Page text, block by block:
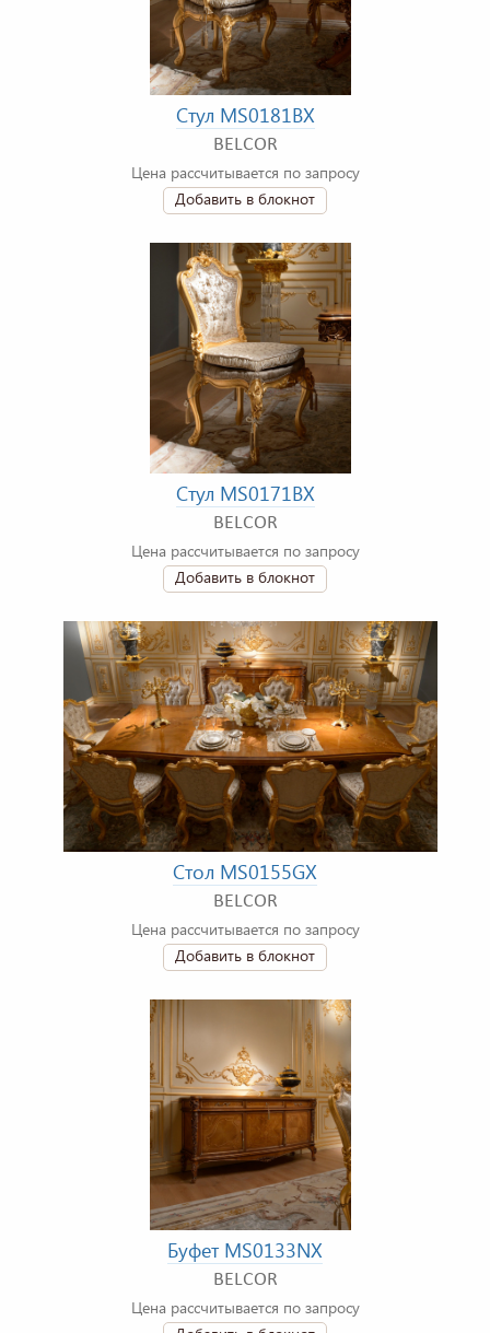
Стул MS0181BX
BELCOR
Цена рассчитывается по запросу
Добавить в блокнот
Стул MS0171BX
BELCOR
Цена рассчитывается по запросу
Добавить в блокнот
Стол MS0155GX
BELCOR
Цена рассчитывается по запросу
Добавить в блокнот
Буфет MS0133NX
BELCOR
Цена рассчитывается по запросу